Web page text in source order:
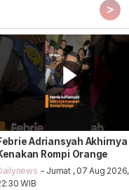
>
Adriansyah Akhirnya
Rompi Orange
- Jumat , 07 Aug 2026,
WIB